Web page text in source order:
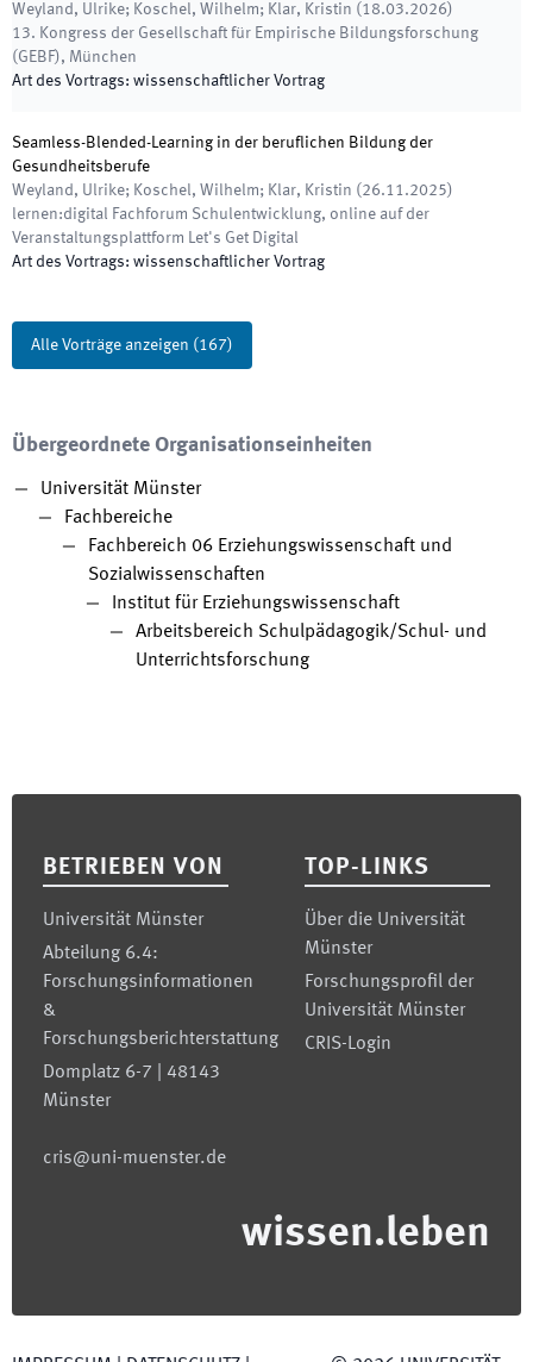
Weyland, Ulrike; Koschel, Wilhelm; Klar, Kristin ( 18.03.2026)
13. Kongress der Gesellschaft für Empirische Bildungsforschung
(GEBF), München
Art des Vortrags: wissenschaftlicher Vortrag
Seamless-Blended-Learning in der beruflichen Bildung der
Gesundheitsberufe
Weyland, Ulrike; Koschel, Wilhelm; Klar, Kristin ( 26.11.2025)
lernen:digital Fachforum Schulentwicklung, online auf der
Veranstaltungsplattform Let's Get Digital
Art des Vortrags: wissenschaftlicher Vortrag
Alle Vorträge anzeigen (167)
Übergeordnete Organisationseinheiten
Universität Münster
Fachbereiche
Fachbereich 06 Erziehungswissenschaft und
Sozialwissenschaften
Institut für Erziehungswissenschaft
Arbeitsbereich Schulpädagogik/Schul- und
Unterrichtsforschung
BETRIEBEN VON
Universität Münster
Abteilung 6.4:
Forschungsinformationen
&
Forschungsberichterstattung
Domplatz 6-7 | 48143
Münster
cris@uni-muenster.de
TOP-LINKS
Über die Universität
Münster
Forschungsprofil der
Universität Münster
CRIS-Login
wissen.leben